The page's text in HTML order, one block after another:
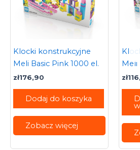
Klocki konstrukcyjne
Meli Basic Pink 1000 el.
zł176,90
Dodaj do koszyka
Zobacz więcej
Meli
zł